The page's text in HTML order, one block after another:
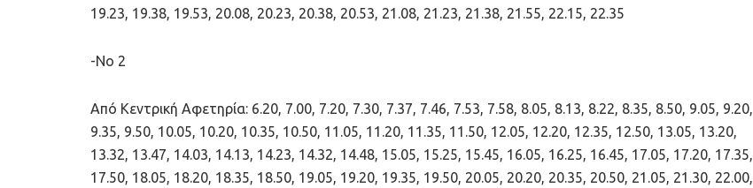
19.23, 19.38, 19.53, 20.08, 20.23, 20.38, 20.53, 21.08, 21.23, 21.38, 21.55, 22.15, 22.35
-Νο 2
Από Κεντρική Αφετηρία: 6.20, 7.00, 7.20, 7.30, 7.37, 7.46, 7.53, 7.58, 8.05, 8.13, 8.22, 8.35, 8.50, 9.05, 9.20,
9.35, 9.50, 10.05, 10.20, 10.35, 10.50, 11.05, 11.20, 11.35, 11.50, 12.05, 12.20, 12.35, 12.50, 13.05, 13.20,
13.32, 13.47, 14.03, 14.13, 14.23, 14.32, 14.48, 15.05, 15.25, 15.45, 16.05, 16.25, 16.45, 17.05, 17.20, 17.35,
17.50, 18.05, 18.20, 18.35, 18.50, 19.05, 19.20, 19.35, 19.50, 20.05, 20.20, 20.35, 20.50, 21.05, 21.30, 22.00,